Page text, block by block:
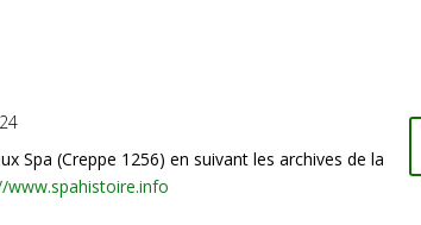
Spa (Creppe 1256) en suivant les archives de la
www.spahistoire.info